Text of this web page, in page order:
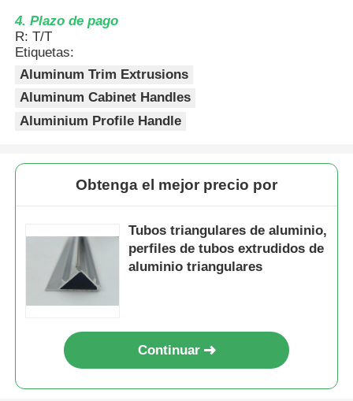
4. Plazo de pago
R: T/T
Etiquetas:
Aluminum Trim Extrusions
Aluminum Cabinet Handles
Aluminium Profile Handle
Obtenga el mejor precio por
Tubos triangulares de aluminio,
perfiles de tubos extrudidos de
aluminio triangulares
Continuar